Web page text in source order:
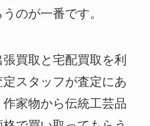
のが一番です。
買取と宅配買取を利
スタッフが査定にあ
家物から伝統工芸品